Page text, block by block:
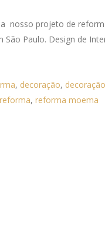
nosso projeto de
São Paulo. Design de
, decoração,
reforma, reforma moema